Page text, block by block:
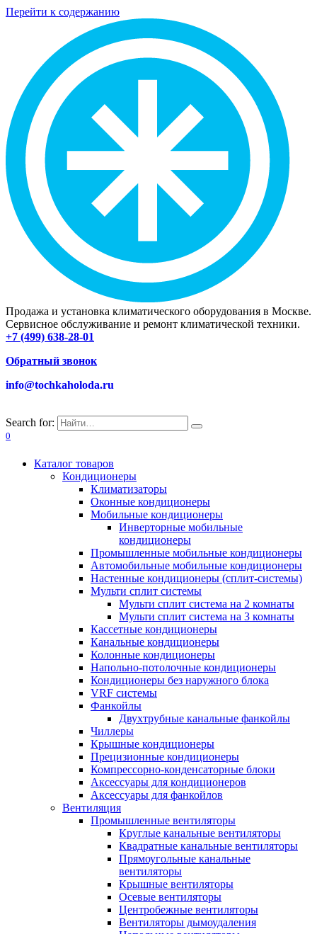
Перейти к содержанию
Продажа и установка климатического оборудования в Москве.
Сервисное обслуживание и ремонт климатической техники.
+7 (499) 638-28-01
Обратный звонок
info@tochkaholoda.ru
Search for:
0
Каталог товаров
Кондиционеры
Климатизаторы
Оконные кондиционеры
Мобильные кондиционеры
Инверторные мобильные
кондиционеры
Промышленные мобильные кондиционеры
Автомобильные мобильные кондиционеры
Настенные кондиционеры (сплит-системы)
Мульти сплит системы
Мульти сплит система на 2 комнаты
Мульти сплит система на 3 комнаты
Кассетные кондиционеры
Канальные кондиционеры
Колонные кондиционеры
Напольно-потолочные кондиционеры
Кондиционеры без наружного блока
VRF системы
Фанкойлы
Двухтрубные канальные фанкойлы
Чиллеры
Крышные кондиционеры
Прецизионные кондиционеры
Компрессорно-конденсаторные блоки
Аксессуары для кондиционеров
Аксессуары для фанкойлов
Вентиляция
Промышленные вентиляторы
Круглые канальные вентиляторы
Квадратные канальные вентиляторы
Прямоугольные канальные
вентиляторы
Крышные вентиляторы
Осевые вентиляторы
Центробежные вентиляторы
Вентиляторы дымоудаления